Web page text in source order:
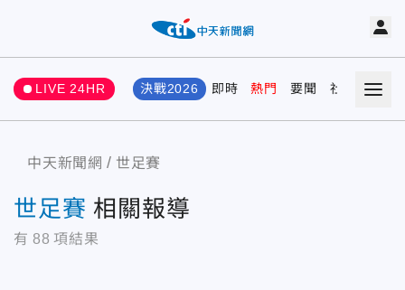
LIVE 24HR 決戰2026 即時 熱門 要聞 社會 娛樂
中天新聞網 世足賽
世足賽 相關報導
有 88 項結果